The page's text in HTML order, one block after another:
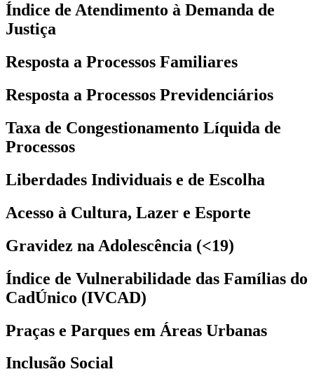
Índice de Atendimento à Demanda de
Justiça
Resposta a Processos Familiares
Resposta a Processos Previdenciários
Taxa de Congestionamento Líquida de
Processos
Liberdades Individuais e de Escolha
Acesso à Cultura, Lazer e Esporte
Gravidez na Adolescência (<19)
Índice de Vulnerabilidade das Famílias do
CadÚnico (IVCAD)
Praças e Parques em Áreas Urbanas
Inclusão Social